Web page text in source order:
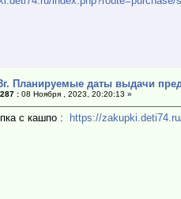
Планируемые даты выдачи
:08 Ноября , 2023, 20:20:13 »
с кашпо : https://